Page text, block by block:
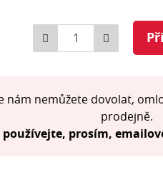
Počet
nám nemůžete dovolat,
prodejně.
používejte, prosím,